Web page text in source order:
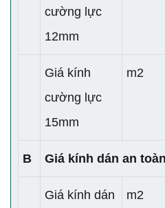
cường lực
12mm
Giá kính
cường lực
15mm
m2
B Giá kính dán an
Giá kính dán
m2